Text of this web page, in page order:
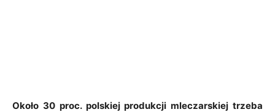
Około 30 proc. polskiej produkcji mleczarskiej trzeba